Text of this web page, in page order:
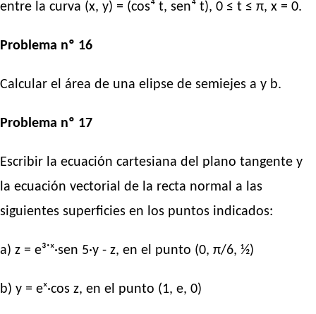
entre la curva (x, y) = (cos⁴ t, sen⁴ t), 0 ≤ t ≤ π, x = 0.
Problema nº 16
Calcular el área de una elipse de semiejes a y b.
Problema nº 17
Escribir la ecuación cartesiana del plano tangente y
la ecuación vectorial de la recta normal a las
siguientes superficies en los puntos indicados:
a) z = e³˙ˣ·sen 5·y - z, en el punto (0, π/6, ½)
b) y = eˣ·cos z, en el punto (1, e, 0)